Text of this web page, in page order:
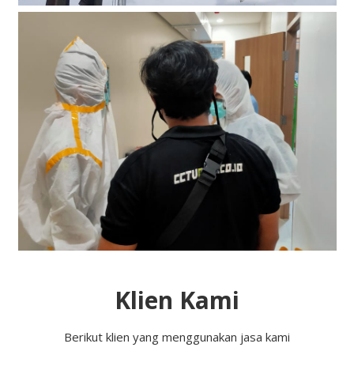
Klien Kami
Berikut klien yang menggunakan jasa kami